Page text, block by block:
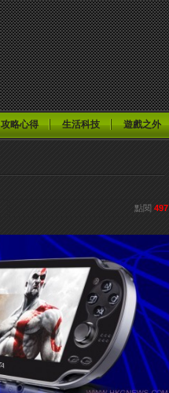
攻略心得 生活科技 遊戲之外
點閱 497